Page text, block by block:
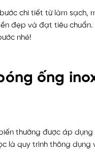
chi tiết từ làm sạch,
đẹp và đạt tiêu
nhé!
ống
thường được áp dụng
là quy trình thông dụng